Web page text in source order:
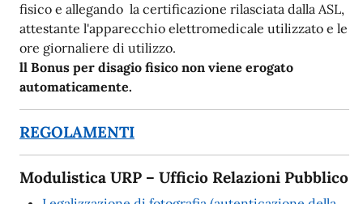
fisico e allegando la certificazione rilasciata dalla ASL,
attestante l'apparecchio elettromedicale utilizzato e le
ore giornaliere di utilizzo.
ll Bonus per disagio fisico non viene erogato
automaticamente.
REGOLAMENTI
Modulistica URP – Ufficio Relazioni Pubblico